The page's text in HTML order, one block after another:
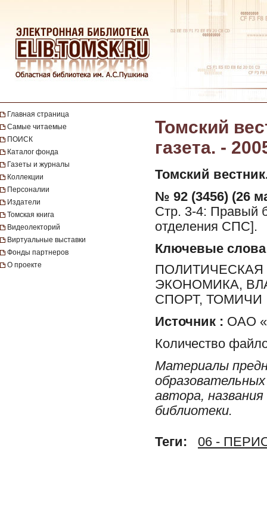
Главная страница
Самые читаемые
ПОИСК
Каталог фонда
Газеты и журналы
Коллекции
Персоналии
Издатели
Томская книга
Видеолекторий
Виртуальные выставки
Фонды партнеров
О проекте
Томский
газета. -
Томский
№ 92 (3456) (26
Стр. 3-4: Правый
отделения СПС].
Ключевые слова
ЭКОНОМИКА,
СПОРТ, ТОМИЧИ
Источник : ОАО
Количество
Материалы
автора,
библиотеки.
Теги: 06 -